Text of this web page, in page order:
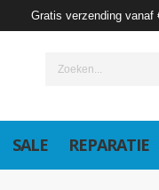
Gratis verzending vanaf
SALE REPARATIE